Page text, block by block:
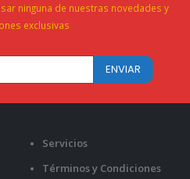
ninguna de nuestras novedades y
exclusivas
Servicios
Términos y Condiciones